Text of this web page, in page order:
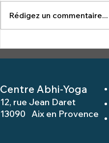
Rédigez un commentaire...
Centre Abhi-Yoga
12, rue Jean Daret
13090 Aix en Provence